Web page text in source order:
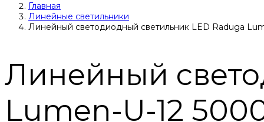
Главная
Линейные светильники
Линейный светодиодный светильник LED Raduga
Линейный
Lumen-U-12